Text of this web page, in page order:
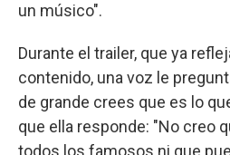
un músico".
Durante el trailer, que ya
contenido, una voz le
de grande crees que es lo
que ella responde: "No creo
todos los famosos ni que